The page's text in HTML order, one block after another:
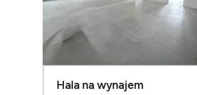
Hala na wynajem